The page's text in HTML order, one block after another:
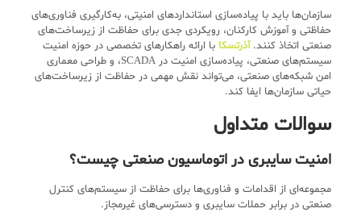
سازمان‌ها باید با پیاده‌سازی استانداردهای امنیتی، به‌کارگیری فناوری‌های
حفاظتی و آموزش کارکنان، رویکردی جدی برای حفاظت از زیرساخت‌های
صنعتی اتخاذ کنند.آذرتسکا با ارائه راهکارهای تخصصی در حوزه امنیت
سیستم‌های صنعتی، پیاده‌سازی امنیت در SCADA، و طراحی معماری
امن شبکه‌های صنعتی، می‌تواند نقش مهمی در حفاظت از زیرساخت‌های
حیاتی سازمان‌ها ایفا کند.
سوالات متداول
امنیت سایبری در اتوماسیون صنعتی چیست؟
مجموعه‌ای از اقدامات و فناوری‌ها برای حفاظت از سیستم‌های کنترل
صنعتی در برابر حملات سایبری و دسترسی‌های غیرمجاز.